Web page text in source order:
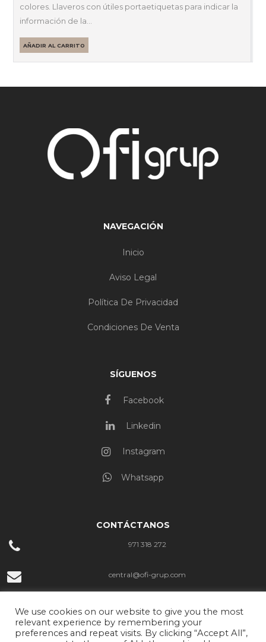
colores. Llaveros con útiles portaetiquetas para indicar la
información de la…
AÑADIR AL CARRITO
NAVEGACIÓN
Inicio
Aviso Legal
Política De Privacidad
Condiciones De Venta
SÍGUENOS
Facebook
Linkedin
Instagram
Whatsapp
CONTÁCTANOS
971 318 272
central@ofi-grup.com
07800 Ibiza
We use cookies on our website to give you the most
relevant experience by remembering your
preferences and repeat visits. By clicking “Accept All”,